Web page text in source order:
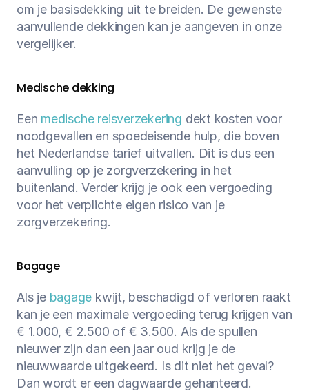
om je basisdekking uit te breiden. De gewenste
aanvullende dekkingen kan je aangeven in onze
vergelijker.
Medische dekking
Een medische reisverzekering dekt kosten voor
noodgevallen en spoedeisende hulp, die boven
het Nederlandse tarief uitvallen. Dit is dus een
aanvulling op je zorgverzekering in het
buitenland. Verder krijg je ook een vergoeding
voor het verplichte eigen risico van je
zorgverzekering.
Bagage
Als je bagage kwijt, beschadigd of verloren raakt
kan je een maximale vergoeding terug krijgen van
€ 1.000, € 2.500 of € 3.500. Als de spullen
nieuwer zijn dan een jaar oud krijg je de
nieuwwaarde uitgekeerd. Is dit niet het geval?
Dan wordt er een dagwaarde gehanteerd.